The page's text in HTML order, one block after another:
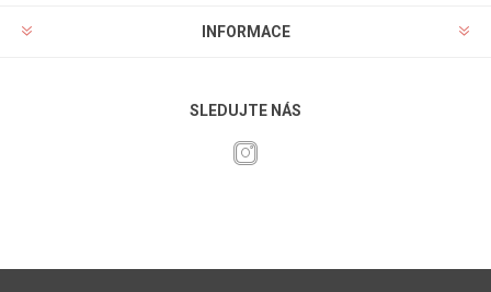
INFORMACE
SLEDUJTE NÁS